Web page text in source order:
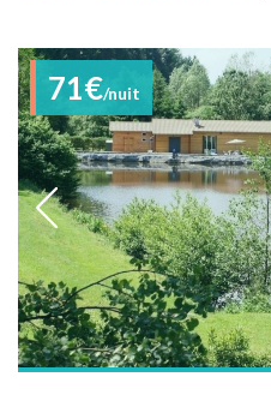
71€/nuit